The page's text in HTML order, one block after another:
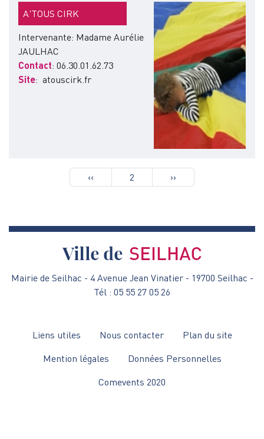
A'TOUS CIRK
Intervenante: Madame Aurélie
JAULHAC
Contact: 06.30.01.62.73
Site: atouscirk.fr
Image
Page
précédente
‹‹ 2
Page
suivante
››
Mairie de Seilhac - 4 Avenue Jean Vinatier - 19700 Seilhac -
Tél : 05 55 27 05 26
Menu
Liens utiles Nous contacter
Plan du site
Mention légales
Données Personnelles
Comevents 2020